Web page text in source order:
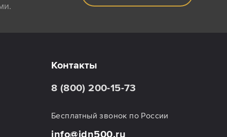
Контакты
8 (800) 200-15-73
Бесплатный звонок по России
info@idn500.ru